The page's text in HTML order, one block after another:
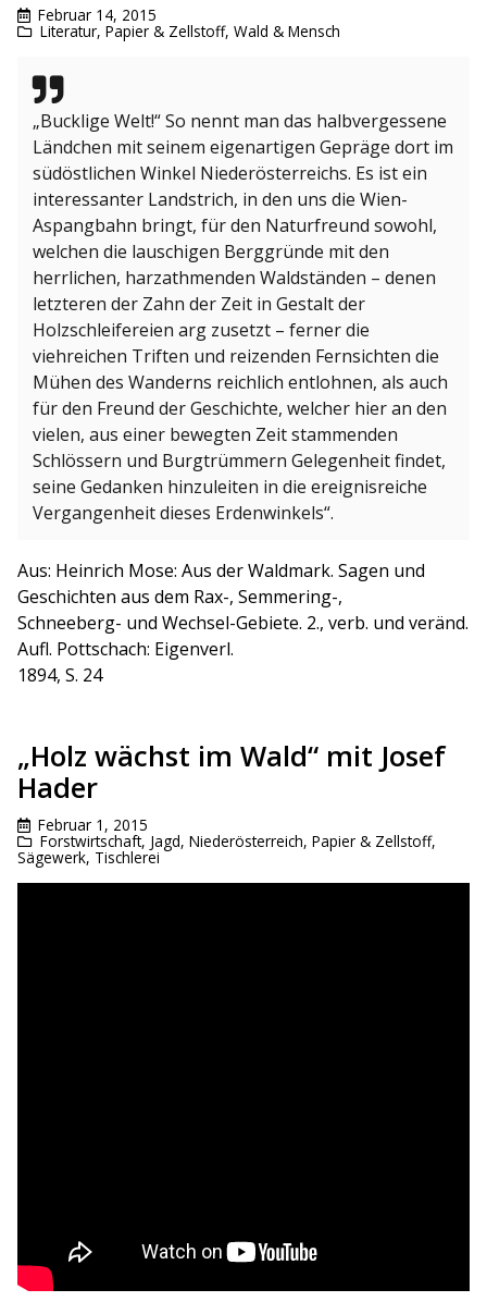
Februar 14, 2015
Literatur, Papier & Zellstoff, Wald & Mensch
„Bucklige Welt!“ So nennt man das halbvergessene
Ländchen mit seinem eigenartigen Gepräge dort im
südöstlichen Winkel Niederösterreichs. Es ist ein
interessanter Landstrich, in den uns die Wien-
Aspangbahn bringt, für den Naturfreund sowohl,
welchen die lauschigen Berggründe mit den
herrlichen, harzathmenden Waldständen – denen
letzteren der Zahn der Zeit in Gestalt der
Holzschleifereien arg zusetzt – ferner die
viehreichen Triften und reizenden Fernsichten die
Mühen des Wanderns reichlich entlohnen, als auch
für den Freund der Geschichte, welcher hier an den
vielen, aus einer bewegten Zeit stammenden
Schlössern und Burgtrümmern Gelegenheit findet,
seine Gedanken hinzuleiten in die ereignisreiche
Vergangenheit dieses Erdenwinkels“.
Aus: Heinrich Mose: Aus der Waldmark. Sagen und
Geschichten aus dem Rax-, Semmering-,
Schneeberg- und Wechsel-Gebiete. 2., verb. und veränd.
Aufl. Pottschach: Eigenverl.
1894, S. 24
„Holz wächst im Wald“ mit Josef
Hader
Februar 1, 2015
Forstwirtschaft, Jagd, Niederösterreich, Papier & Zellstoff,
Sägewerk, Tischlerei